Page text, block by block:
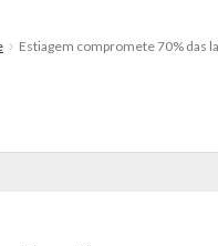
Estiagem compromete 70% das